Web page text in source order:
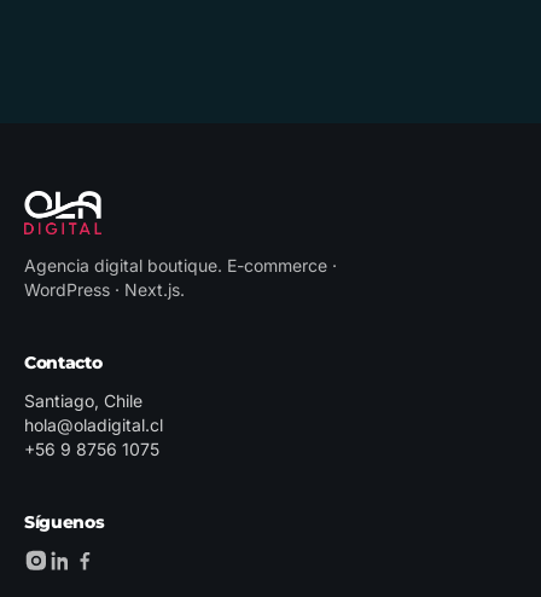
Agencia digital boutique. E-commerce ·
WordPress · Next.js.
Contacto
Santiago, Chile
hola@oladigital.cl
+56 9 8756 1075
Síguenos